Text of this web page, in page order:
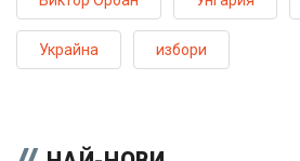
Украйна избори